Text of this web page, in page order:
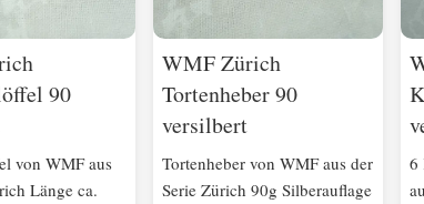
90
von WMF aus
Länge ca.
WMF Zürich
Tortenheber 90
versilbert
Tortenheber von WMF aus der
Serie Zürich 90g Silberauflage
6